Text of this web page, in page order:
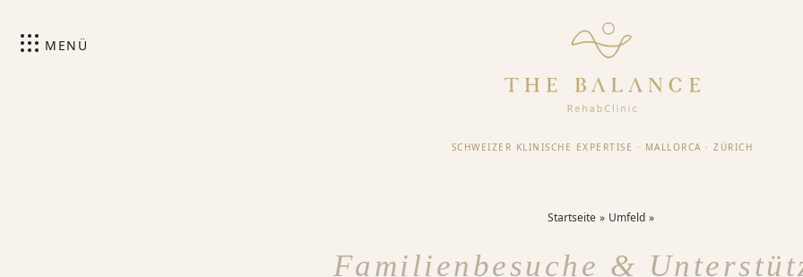
MENÜ
SCHWEIZER KLINISCHE EXPERTISE · MALLORCA · ZÜRICH
Startseite Umfeld
Familienbesuche &